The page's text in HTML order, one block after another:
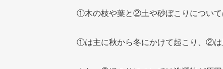
①木の枝や葉と②土や砂ぼこりについて
①は主に秋から冬にかけて起こり、②は